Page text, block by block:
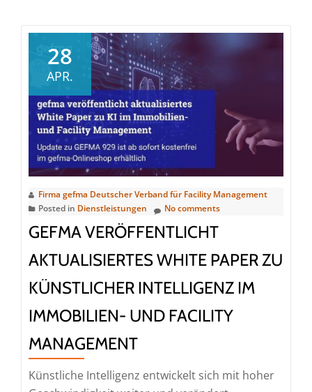
Richtlinien
GEFMA
444
und
445
stärken
Qualitätsstandards
für
Facility
Management
Software
28
APR.
Firma gefma Deutscher Verband für Facility Management
Posted in Dienstleistungen No comments
GEFMA VERÖFFENTLICHT
AKTUALISIERTES WHITE PAPER ZU
KÜNSTLICHER INTELLIGENZ IM
IMMOBILIEN- UND FACILITY
MANAGEMENT
Künstliche Intelligenz entwickelt sich mit hoher